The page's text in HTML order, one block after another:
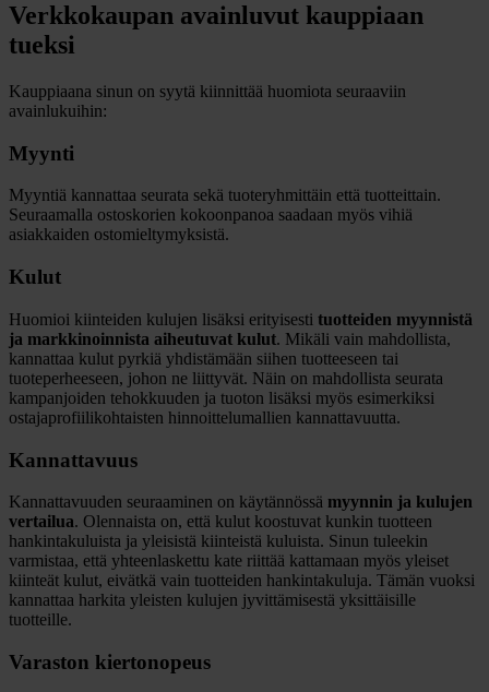
Verkkokaupan avainluvut kauppiaan
tueksi
Kauppiaana sinun on syytä kiinnittää huomiota seuraaviin
avainlukuihin:
Myynti
Myyntiä kannattaa seurata sekä tuoteryhmittäin että tuotteittain.
Seuraamalla ostoskorien kokoonpanoa saadaan myös vihiä
asiakkaiden ostomieltymyksistä.
Kulut
Huomioi kiinteiden kulujen lisäksi erityisesti tuotteiden myynnistä
ja markkinoinnista aiheutuvat kulut. Mikäli vain mahdollista,
kannattaa kulut pyrkiä yhdistämään siihen tuotteeseen tai
tuoteperheeseen, johon ne liittyvät. Näin on mahdollista seurata
kampanjoiden tehokkuuden ja tuoton lisäksi myös esimerkiksi
ostajaprofiilikohtaisten hinnoittelumallien kannattavuutta.
Kannattavuus
Kannattavuuden seuraaminen on käytännössä myynnin ja kulujen
vertailua. Olennaista on, että kulut koostuvat kunkin tuotteen
hankintakuluista ja yleisistä kiinteistä kuluista. Sinun tuleekin
varmistaa, että yhteenlaskettu kate riittää kattamaan myös yleiset
kiinteät kulut, eivätkä vain tuotteiden hankintakuluja. Tämän vuoksi
kannattaa harkita yleisten kulujen jyvittämisestä yksittäisille
tuotteille.
Varaston kiertonopeus